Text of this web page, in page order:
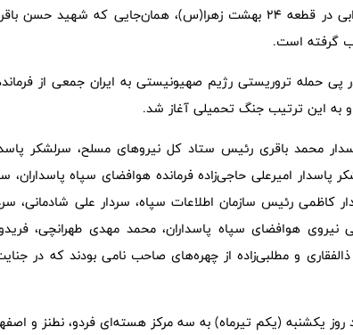
و شهیدان محمد باقری و محرابی در قطعه ۲۴ بهشت زهرا(س)،
گرفته است.
جمعه ۲۳ خرداد ۱۴۰۴ در پی حمله تروریستی رژیم صهیونیستی به ایران جمعی
به این ترتیب جنگ تحمیلی آغاز شد.
محمد باقری رئیس ستاد کل نیروهای مسلح، سرلشکر
پاسدار امیرعلی حاجی‌زاده فرمانده هوافضای سپاه پاسداران،
کاظمی رئیس سازمان اطلاعات سپاه، سردار علی شادمانی،
نیروی هوافضای سپاه پاسداران، محمد مهدی طهرانچی،
ذالفقاری و مطلبی‌زاده از چهره‌های صاحب نامی بودند که در
روز یکشنبه (یکم تیرماه) به سه مرکز هسته‌ای فردو، نطنز و